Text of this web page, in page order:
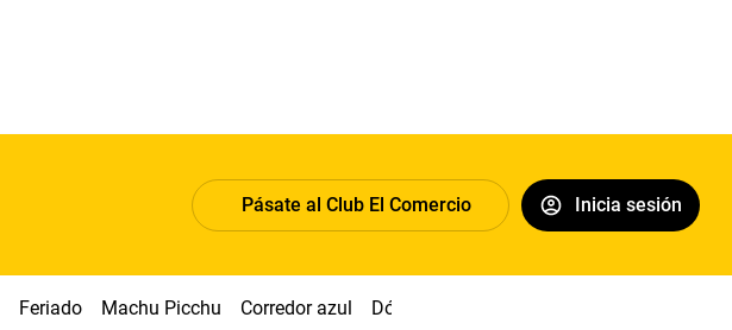
Pásate al Club El Comercio Inicia sesión
Feriado Machu Picchu Corredor azul Dólar